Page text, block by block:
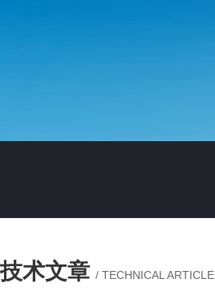
技术文章 / TECHNICAL ARTICLE